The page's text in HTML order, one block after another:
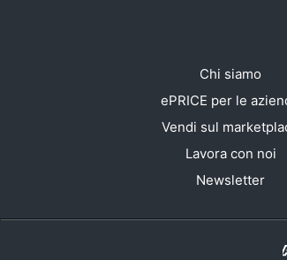
Chi siamo
ePRICE per le
Vendi sul
Lavora con noi
Newsletter